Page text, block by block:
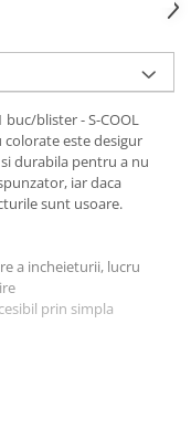
blister - S-COOL
este desigur
durabila pentru a nu
iar daca
sunt usoare.
a incheieturii, lucru
prin simpla